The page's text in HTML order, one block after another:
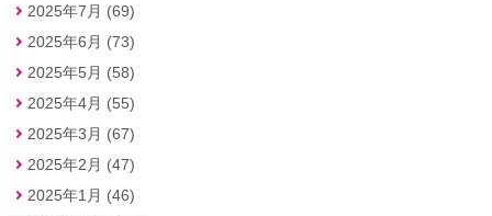
2025年7月 (69)
2025年6月 (73)
2025年5月 (58)
2025年4月 (55)
2025年3月 (67)
2025年2月 (47)
2025年1月 (46)